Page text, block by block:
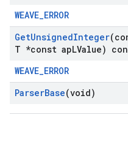
WEAVE_ERROR
GetUnsignedInteger
T *const apLValue)
WEAVE_ERROR
ParserBase(void)